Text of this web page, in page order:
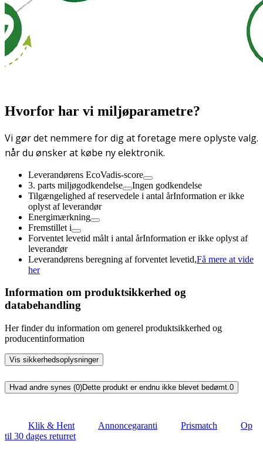
Hvorfor har vi miljøparametre?
Vi gør det nemmere for dig at foretage mere oplyste valg.
når du ønsker at købe ny elektronik.
Leverandørens EcoVadis-score
3. parts miljøgodkendelse
Ingen godkendelse
Tilgængelighed af reservedele i antal årInformation er ikke
oplyst af leverandør
Energimærkning
Fremstillet i
Forventet levetid målt i antal årInformation er ikke oplyst af
leverandør
Leverandørens beregning af forventet levetid,Få mere at vide
her
Information om produktsikkerhed og
databehandling
Her finder du information om generel produktsikkerhed og
producentinformation
Vis sikkerhedsoplysninger
Hvad andre synes (0)Dette produkt er endnu ikke blevet bedømt. 0
Klik & Hent Annoncegaranti Prismatch
Op
til 30 dages returret